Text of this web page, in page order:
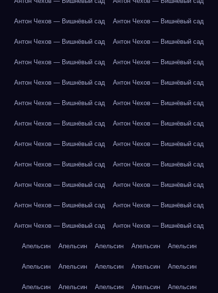
Антон Чехов — Вишнёвый сад Антон Чехов — Вишнёвый сад
Антон Чехов — Вишнёвый сад Антон Чехов — Вишнёвый сад
Антон Чехов — Вишнёвый сад Антон Чехов — Вишнёвый сад
Антон Чехов — Вишнёвый сад Антон Чехов — Вишнёвый сад
Антон Чехов — Вишнёвый сад Антон Чехов — Вишнёвый сад
Антон Чехов — Вишнёвый сад Антон Чехов — Вишнёвый сад
Антон Чехов — Вишнёвый сад Антон Чехов — Вишнёвый сад
Антон Чехов — Вишнёвый сад Антон Чехов — Вишнёвый сад
Антон Чехов — Вишнёвый сад Антон Чехов — Вишнёвый сад
Антон Чехов — Вишнёвый сад Антон Чехов — Вишнёвый сад
Антон Чехов — Вишнёвый сад Антон Чехов — Вишнёвый сад
Апельсин Апельсин Апельсин Апельсин Апельсин
Апельсин Апельсин Апельсин Апельсин Апельсин
Апельсин Апельсин Апельсин Апельсин Апельсин